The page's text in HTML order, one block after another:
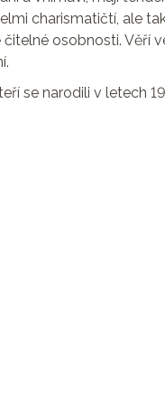
charismatičtí, ale
osobnosti. Věří
se narodili v letech